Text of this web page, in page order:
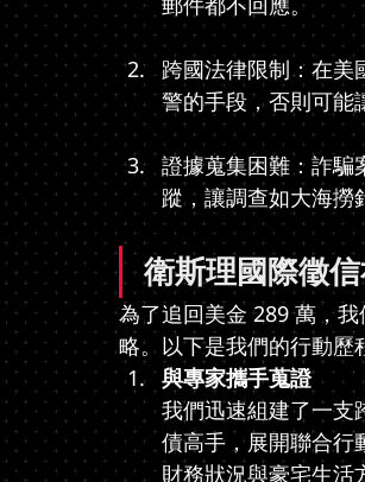
跨國法律限制：在美
警的手段，否則可能
證據蒐集困難：詐騙
蹤，讓調查如大海撈
衛斯理國際徵
為了追回美金 289 萬，
略。以下是我們的行動歷
與專家攜手蒐證
我們迅速組建了一支
債高手，展開聯合行
財務狀況與豪宅生活